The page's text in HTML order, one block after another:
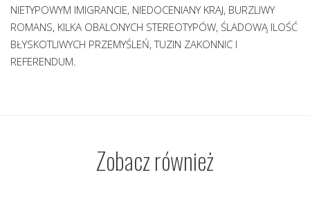
NIETYPOWYM IMIGRANCIE, NIEDOCENIANY KRAJ, BURZLIWY
ROMANS, KILKA OBALONYCH STEREOTYPÓW, ŚLADOWĄ ILOŚĆ
BŁYSKOTLIWYCH PRZEMYŚLEŃ, TUZIN ZAKONNIC I
REFERENDUM.
Zobacz również